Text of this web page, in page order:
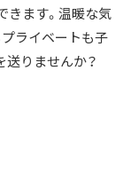
きます。温暖な気
ライベートも子
送りませんか？